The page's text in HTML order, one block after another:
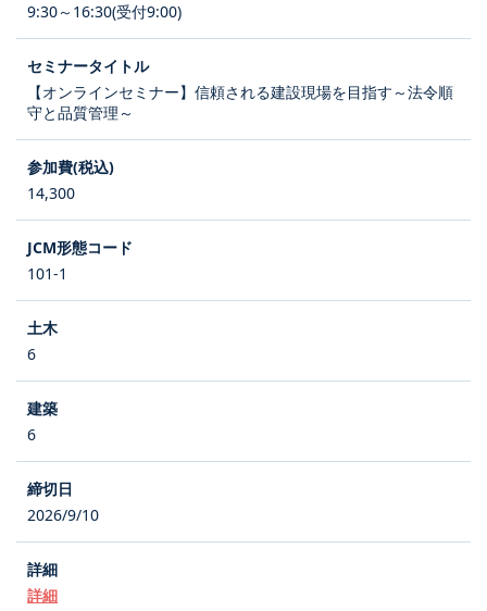
9:30～16:30(受付9:00)
【オンラインセミナー】信頼される建設現場を目指す～法令順
守と品質管理～
14,300
101-1
6
6
2026/9/10
詳細